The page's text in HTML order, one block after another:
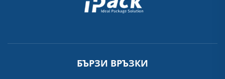
БЪРЗИ ВРЪЗКИ